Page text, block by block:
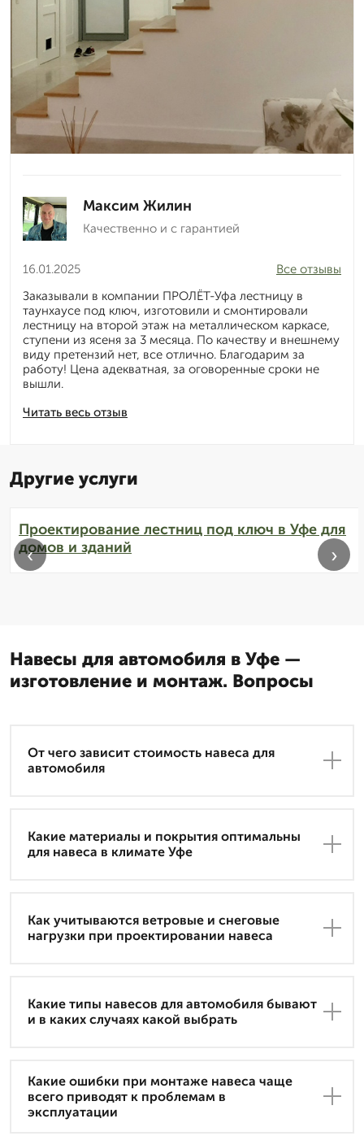
Максим Жилин
Качественно и с гарантией
16.01.2025
Читать весь отзыв
Все отзывы
Заказывали в компании ПРОЛЁТ-Уфа лестницу в
таунхаусе под ключ, изготовили и смонтировали
лестницу на второй этаж на металлическом каркасе,
ступени из ясеня за 3 месяца. По качеству и внешнему
виду претензий нет, все отлично. Благодарим за
работу! Цена адекватная, за оговоренные сроки не
вышли.
Другие услуги
Проектирование лестниц под ключ в Уфе для
домов и зданий
‹ ›
Навесы для автомобиля в Уфе —
изготовление и монтаж. Вопросы
От чего зависит стоимость навеса для
автомобиля
Какие материалы и покрытия оптимальны
для навеса в климате Уфе
Как учитываются ветровые и снеговые
нагрузки при проектировании навеса
Какие типы навесов для автомобиля бывают
и в каких случаях какой выбрать
Какие ошибки при монтаже навеса чаще
всего приводят к проблемам в
эксплуатации